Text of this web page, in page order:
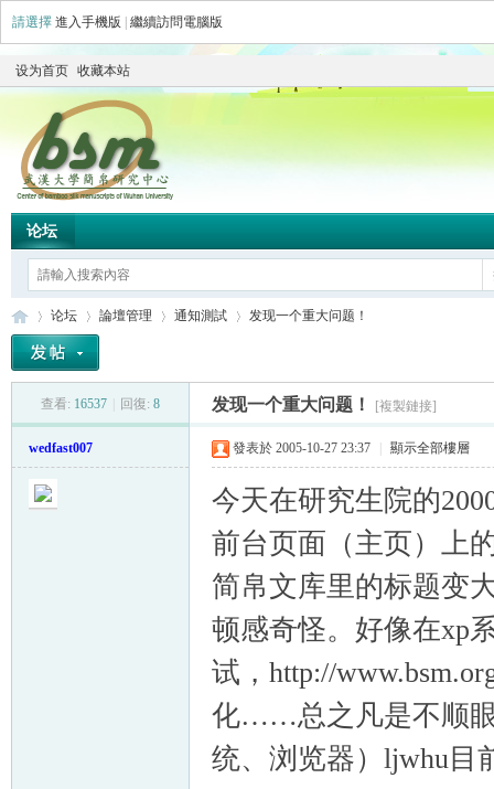
請選擇 進入手機版 繼續訪問電腦版
设为首页 收藏本站
论坛
论坛
›
論壇管理
›
通知測試
›
发现一个重大问题！
查看: 16537 回復: 8 发现一个重大问题！ [複製鏈接]
wedfast007 發表於 2005-10-27 23:37 顯示全部樓層
今天在研究生院的
前台页面（主页）上
简帛文库里的标题变
顿感奇怪。好像在xp
试，http://
化……总之凡是不顺眼
统、浏览器）ljwhu